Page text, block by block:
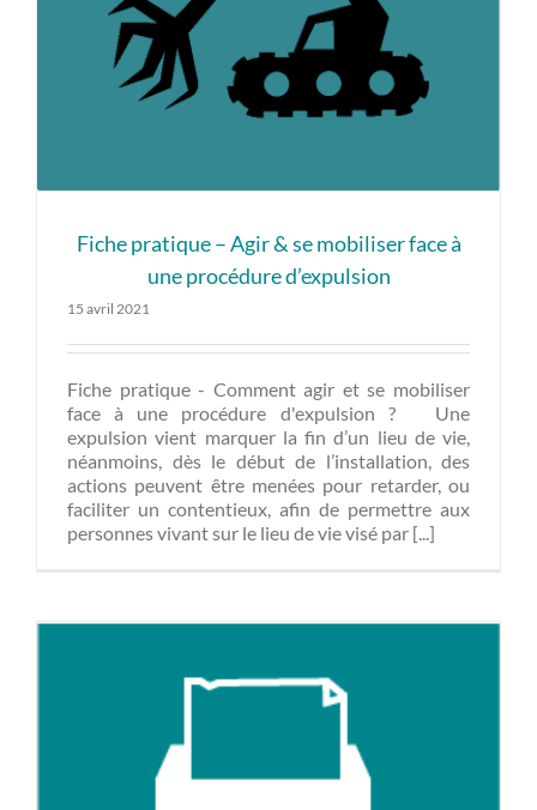
Fiche pratique – Agir & se mobiliser face à
une procédure d’expulsion
15 avril 2021
Fiche pratique - Comment agir et se mobiliser
face à une procédure d'expulsion ? Une
expulsion vient marquer la fin d’un lieu de vie,
néanmoins, dès le début de l’installation, des
actions peuvent être menées pour retarder, ou
faciliter un contentieux, afin de permettre aux
personnes vivant sur le lieu de vie visé par [...]